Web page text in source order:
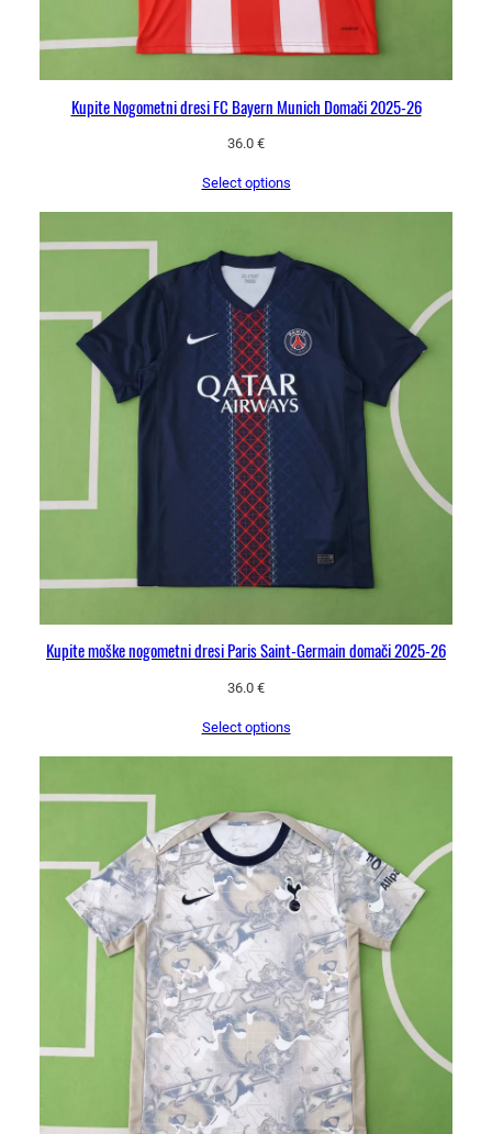
o
l
a
Kupite Nogometni dresi FC Bayern Munich Domači 2025-26
36.0 €
Select options
Kupite moške nogometni dresi Paris Saint-Germain domači 2025-26
36.0 €
Select options